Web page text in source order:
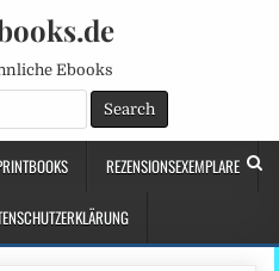
Ebooks
REZENSIONSEXEMPLARE